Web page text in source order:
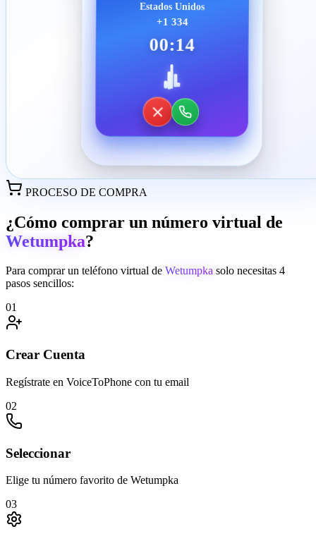
Estados Unidos
+1 334
00:14
PROCESO DE COMPRA
¿Cómo comprar un número virtual de
Wetumpka?
Para comprar un teléfono virtual de Wetumpka solo necesitas 4
pasos sencillos:
01
Crear Cuenta
Regístrate en VoiceToPhone con tu email
02
Seleccionar
Elige tu número favorito de Wetumpka
03